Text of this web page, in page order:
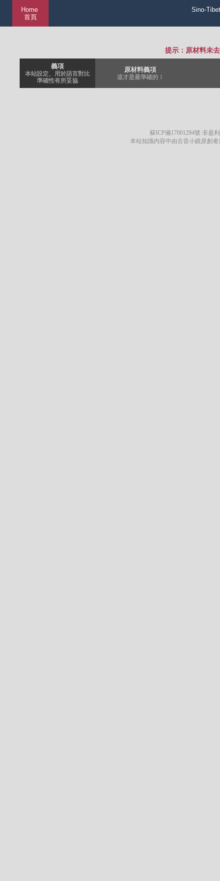
Home
首頁
Sino-
提示：原材料未
義項
本站設定、用於語言對比
準確性有所妥協
原材料義項
這才是最準確的！
蘇ICP備17001294號·非盈
本站知識內容中由古音小鏡原創